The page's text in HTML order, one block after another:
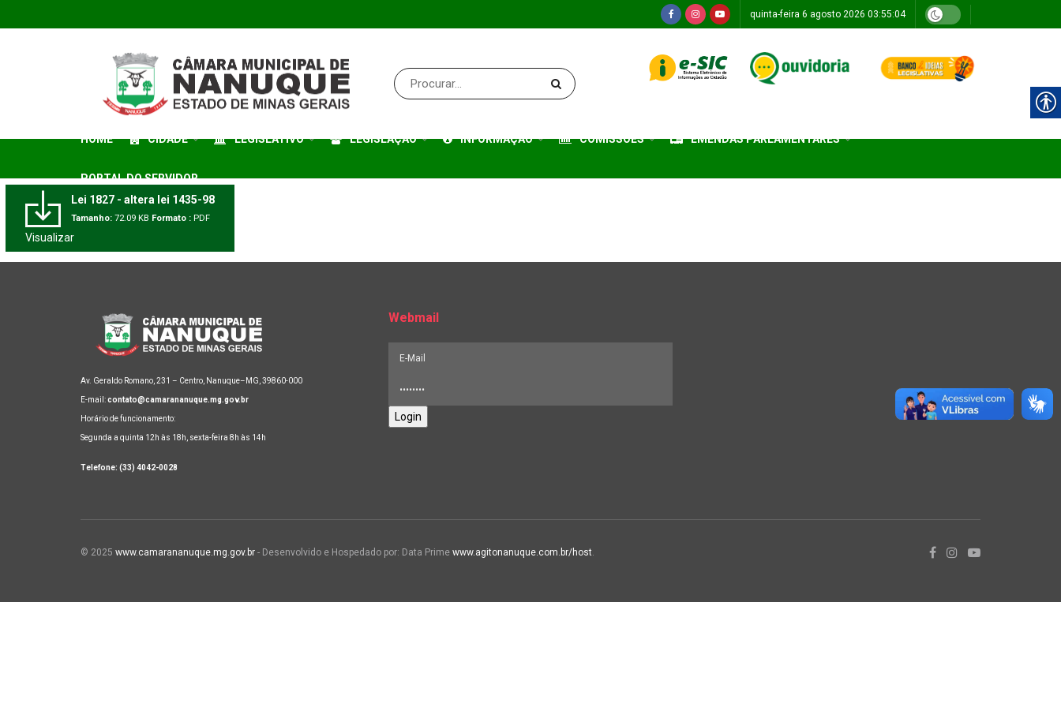
quinta-feira 6 agosto 2026 03:55:04
HOME CIDADE LEGISLATIVO LEGISLAÇÃO INFORMAÇÃO COMISSÕES EMENDAS PARLAMENTARES
PORTAL DO SERVIDOR
Lei 1827 - altera lei 1435-98
Tamanho: 72.09 KB Formato : PDF
Visualizar
Av. Geraldo Romano, 231 – Centro, Nanuque–MG, 39860-000
E-mail:contato@camarananuque.mg.gov.br
Horário de funcionamento:
Segunda a quinta 12h às 18h, sexta-feira 8h às 14h
Telefone: (33) 4042-0028
Webmail
Login
© 2025 www.camarananuque.mg.gov.br - Desenvolvido e Hospedado por: Data Prime www.agitonanuque.com.br/host.